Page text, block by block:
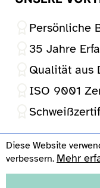
Persönliche
35 Jahre
Qualität aus
ISO 9001
Diese Website
verbessern. Mehr